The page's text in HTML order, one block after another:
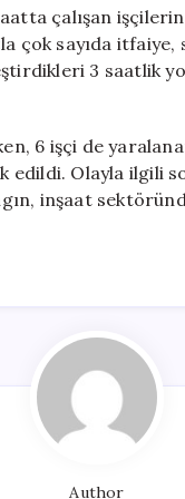
çalışan
çok sayıda
3 saatlik
6 işçi de
Olayla ilgili
inşaat
Author